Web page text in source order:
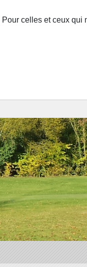
celles et ceux qui